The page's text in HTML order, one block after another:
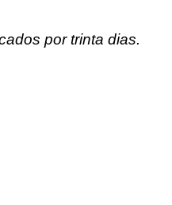
por trinta dias.